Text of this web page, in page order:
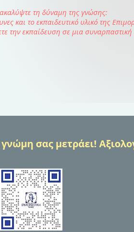
τη δύναμη της γνώσης:
και το εκπαιδευτικό υλικό της
την εκπαίδευση σε μια συναρπαστική
σας μετράει!